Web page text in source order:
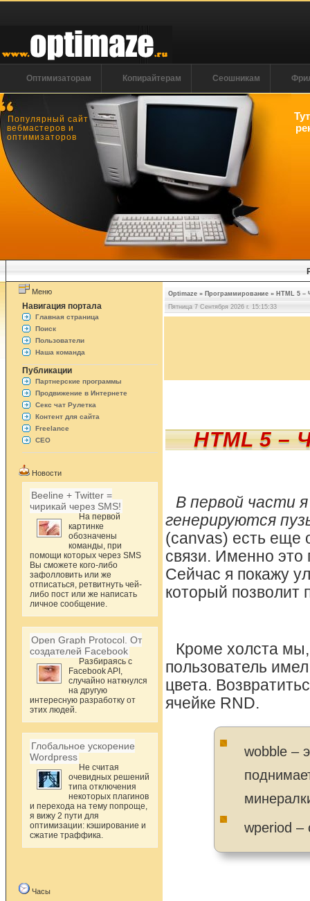
Оптимизаторам Копирайтерам Сеошникам
Популярный сайт
вебмастеров и
оптимизаторов
Меню
Навигация портала
Главная страница
Поиск
Пользователи
Наша команда
Публикации
Партнерские программы
Продвижение в Интернете
Секс чат Рулетка
Контент для сайта
Freelance
СЕО
Новости
Beeline + Twitter =
чирикай через SMS!
На первой
картинке
обозначены
команды, при
помощи которых через SMS
Вы сможете кого-либо
зафолловить или же
отписаться, ретвитнуть чей-
либо пост или же написать
личное сообщение.
Open Graph Protocol. От
создателей Facebook
Разбираясь с
Facebook API,
случайно наткнулся
на другую
интересную разработку от
этих людей.
Глобальное ускорение
Wordpress
Не считая
очевидных решений
типа отключения
некоторых плагинов
и перехода на тему попроще,
я вижу 2 пути для
оптимизации: кэширование и
сжатие траффика.
Часы
Optimaze » Программирование » HTML 5 –
Пятница 7 Сентября 2026 г. 15:15:33
HTML 5 –
В первой части
генерируются
(canvas) есть еще
связи. Именно это
Сейчас я покажу
который позволит
Кроме холста мы,
пользователь
цвета.
ячейке RND.
wobble –
wperiod –